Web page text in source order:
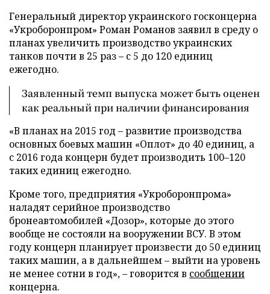
Генеральный директор украинского госконцерна
«Укроборонпром» Роман Романов заявил в среду о
планах увеличить производство украинских
танков почти в 25 раз – с 5 до 120 единиц
ежегодно.
Заявленный темп выпуска может быть оценен
как реальный при наличии финансирования
«В планах на 2015 год – развитие производства
основных боевых машин «Оплот» до 40 единиц, а
с 2016 года концерн будет производить 100–120
таких единиц ежегодно.
Кроме того, предприятия «Укроборонпрома»
наладят серийное производство
бронеавтомобилей «Дозор», которые до этого
вообще не состояли на вооружении ВСУ. В этом
году концерн планирует произвести до 50 единиц
таких машин, а в дальнейшем – выйти на уровень
не менее сотни в год», – говорится в сообщении
концерна.